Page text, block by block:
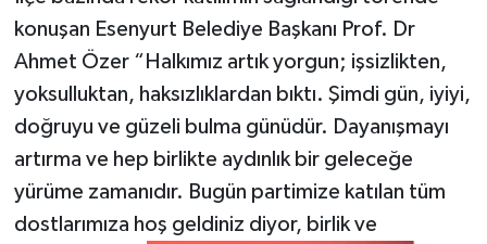
konuşan Esenyurt Belediye Başkanı Prof. Dr
Ahmet Özer “Halkımız artık yorgun; işsizlikten,
yoksulluktan, haksızlıklardan bıktı. Şimdi gün, iyiyi,
doğruyu ve güzeli bulma günüdür. Dayanışmayı
artırma ve hep birlikte aydınlık bir geleceğe
yürüme zamanıdır. Bugün partimize katılan tüm
dostlarımıza hoş geldiniz diyor, birlik ve